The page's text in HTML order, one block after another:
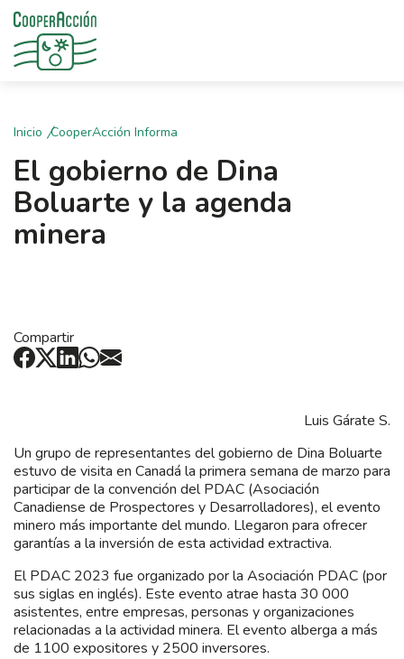
Inicio CooperAcción Informa
El gobierno de Dina
Boluarte y la agenda
minera
Compartir
Luis Gárate S.
Un grupo de representantes del gobierno de Dina Boluarte
estuvo de visita en Canadá la primera semana de marzo para
participar de la convención del PDAC (Asociación
Canadiense de Prospectores y Desarrolladores), el evento
minero más importante del mundo. Llegaron para ofrecer
garantías a la inversión de esta actividad extractiva.
El PDAC 2023 fue organizado por la Asociación PDAC (por
sus siglas en inglés). Este evento atrae hasta 30 000
asistentes, entre empresas, personas y organizaciones
relacionadas a la actividad minera. El evento alberga a más
de 1100 expositores y 2500 inversores.